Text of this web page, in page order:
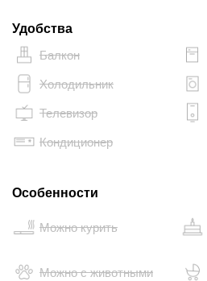
Удобства
Балкон
Холодильник
Телевизор
Кондиционер
Особенности
Можно курить
Можно с животными